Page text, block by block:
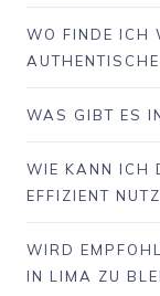
WO FINDE ICH
WAS GIBT ES
WIE KANN ICH
EFFIZIENT
WIRD
IN LIMA ZU